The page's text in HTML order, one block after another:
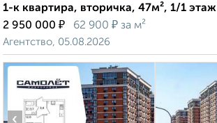
1-к квартира, вторичка, 47м², 1/1 этаж
2 950 000 ₽ 62 900 ₽ за м²
Агентство, 05.08.2026
‹